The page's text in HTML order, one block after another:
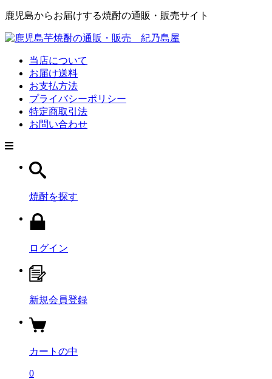
鹿児島からお届けする焼酎の通販・販売サイト
当店について
お届け送料
お支払方法
プライバシーポリシー
特定商取引法
お問い合わせ
焼酎を探す
ログイン
新規会員登録
カートの中
0